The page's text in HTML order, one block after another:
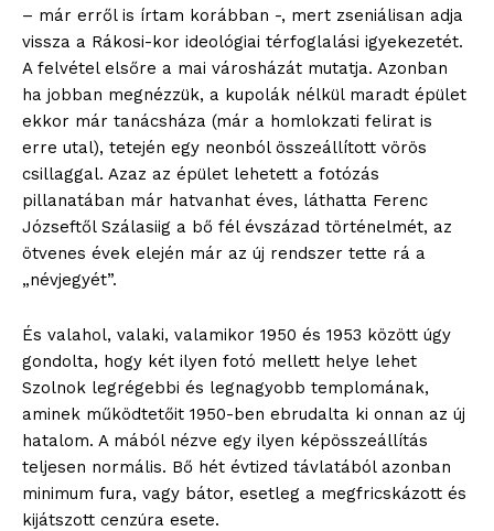
– már erről is írtam korábban -, mert zseniálisan adja
vissza a Rákosi-kor ideológiai térfoglalási igyekezetét.
A felvétel elsőre a mai városházát mutatja. Azonban
ha jobban megnézzük, a kupolák nélkül maradt épület
ekkor már tanácsháza (már a homlokzati felirat is
erre utal), tetején egy neonból összeállított vörös
csillaggal. Azaz az épület lehetett a fotózás
pillanatában már hatvanhat éves, láthatta Ferenc
Józseftől Szálasiig a bő fél évszázad történelmét, az
ötvenes évek elején már az új rendszer tette rá a
„névjegyét”.
És valahol, valaki, valamikor 1950 és 1953 között úgy
gondolta, hogy két ilyen fotó mellett helye lehet
Szolnok legrégebbi és legnagyobb templomának,
aminek működtetőit 1950-ben ebrudalta ki onnan az új
hatalom. A mából nézve egy ilyen képösszeállítás
teljesen normális. Bő hét évtized távlatából azonban
minimum fura, vagy bátor, esetleg a megfricskázott és
kijátszott cenzúra esete.